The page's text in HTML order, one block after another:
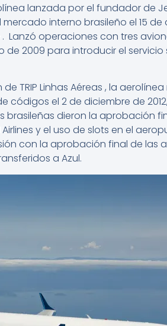
lanzada por el fundador de
mercado interno brasileño el 15
Lanzó operaciones con tres
2009 para introducir el servicio
TRIP Linhas Aéreas , la
códigos el 2 de diciembre de
brasileñas dieron la
y el uso de slots en el
con la aprobación final de las
a Azul.